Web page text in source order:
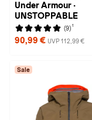
Under Armour ·
UNSTOPPABLE
(9) 1
90,99 € UVP 112,99 €
Sale